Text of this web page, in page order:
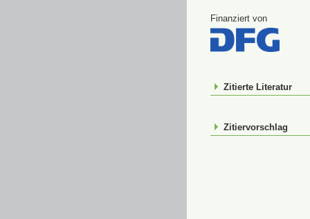
Finanziert von
Zitierte Literatur
Zitiervorschlag